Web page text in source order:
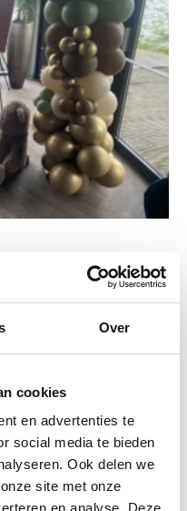
Over
cookies
en advertenties te
social media te bieden
Ook delen we
site met onze
en analyse. Deze
moesten nemen